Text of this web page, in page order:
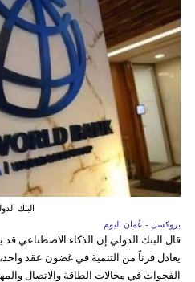
البنك
بروكسل - عُمان اليوم
قال البنك الدولي إن الذكاء الاصطناعي قد
يعادل قرناً من التنمية في غضون عقد
الفجوات في مجالات الطاقة والاتصال